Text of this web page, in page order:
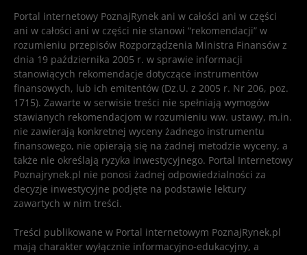
Portal internetowy PoznajRynek ani w całości ani w części
ani w całości ani w części nie stanowi “rekomendacji” w
rozumieniu przepisów Rozporządzenia Ministra Finansów z
dnia 19 października 2005 r. w sprawie informacji
stanowiących rekomendacje dotyczące instrumentów
finansowych, lub ich emitentów (Dz.U. z 2005 r. Nr 206, poz.
1715). Zawarte w serwisie treści nie spełniają wymogów
stawianych rekomendacjom w rozumieniu ww. ustawy, m.in.
nie zawierają konkretnej wyceny żadnego instrumentu
finansowego, nie opierają się na żadnej metodzie wyceny, a
także nie określają ryzyka inwestycyjnego. Portal Internetowy
Poznajrynek.pl nie ponosi żadnej odpowiedzialności za
decyzje inwestycyjne podjęte na podstawie lektury
zawartych w nim treści.
Treści publikowane w Portal internetowym PoznajRynek.pl
mają charakter wyłącznie informacyjno-edukacyjny, a